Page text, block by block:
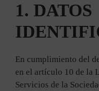
1. DATOS
En cumplimiento del
en el artículo 10 de la
Servicios de la